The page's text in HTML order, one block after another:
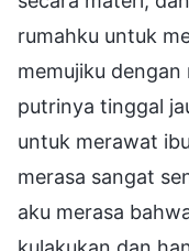
rumahku untuk
memujiku
putrinya tinggal
untuk merawat
merasa sangat
aku merasa